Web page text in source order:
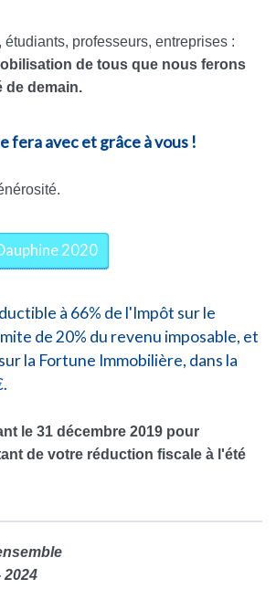
étudiants, professeurs, entreprises :
de tous que nous ferons
de demain.
fera avec et grâce à vous !
2020
à 66% de l'Impôt sur le
de 20% du revenu imposable, et
la Fortune Immobilière, dans la
le 31 décembre 2019 pour
de votre réduction fiscale à l'été
2024